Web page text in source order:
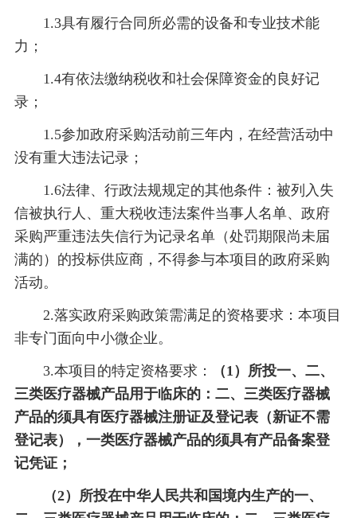
1.3具有履行合同所必需的设备和专业技术能
力；
1.4有依法缴纳税收和社会保障资金的良好记
录；
1.5参加政府采购活动前三年内，在经营活动中
没有重大违法记录；
1.6法律、行政法规规定的其他条件：被列入失
信被执行人、重大税收违法案件当事人名单、政府
采购严重违法失信行为记录名单（处罚期限尚未届
满的）的投标供应商，不得参与本项目的政府采购
活动。
2.落实政府采购政策需满足的资格要求：本项目
非专门面向中小微企业。
3.本项目的特定资格要求： （1）所投一、二、
三类医疗器械产品用于临床的：二、三类医疗器械
产品的须具有医疗器械注册证及登记表（新证不需
登记表），一类医疗器械产品的须具有产品备案登
记凭证；
（2）所投在中华人民共和国境内生产的一、